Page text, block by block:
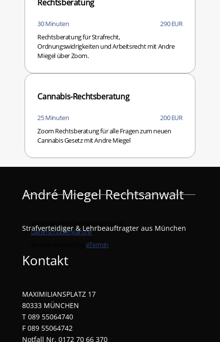
André Miegel Rechtsanwalt
Strafverteidiger & Lehrbeauftragter aus München
Kontakt
MAXIMILIANSPLATZ 17
80333 MÜNCHEN
T 089 55064740
F 089 55064742
Notfall Nr. 0172 70 66 370